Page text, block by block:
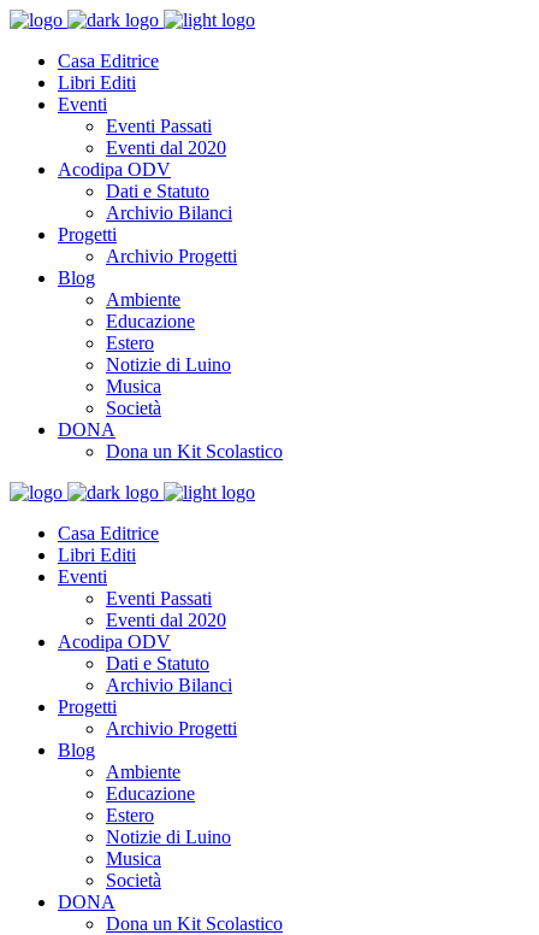
Casa Editrice
Libri Editi
Eventi
Eventi Passati
Eventi dal 2020
Acodipa ODV
Dati e Statuto
Archivio Bilanci
Progetti
Archivio Progetti
Blog
Ambiente
Educazione
Estero
Notizie di Luino
Musica
Società
DONA
Dona un Kit Scolastico
Casa Editrice
Libri Editi
Eventi
Eventi Passati
Eventi dal 2020
Acodipa ODV
Dati e Statuto
Archivio Bilanci
Progetti
Archivio Progetti
Blog
Ambiente
Educazione
Estero
Notizie di Luino
Musica
Società
DONA
Dona un Kit Scolastico